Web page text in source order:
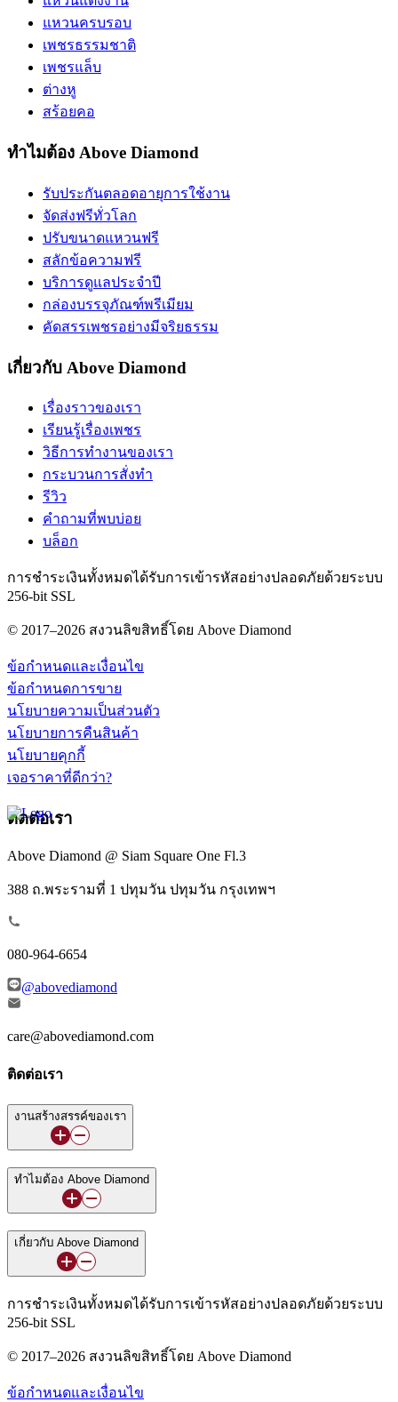
แหวนครบรอบ
เพชรธรรมชาติ
เพชรแล็บ
ต่างหู
สร้อยคอ
ทำไมต้อง Above Diamond
รับประกันตลอดอายุการใช้งาน
จัดส่งฟรีทั่วโลก
ปรับขนาดแหวนฟรี
สลักข้อความฟรี
บริการดูแลประจำปี
กล่องบรรจุภัณฑ์พรีเมียม
คัดสรรเพชรอย่างมีจริยธรรม
เกี่ยวกับ Above Diamond
เรื่องราวของเรา
เรียนรู้เรื่องเพชร
วิธีการทำงานของเรา
กระบวนการสั่งทำ
รีวิว
คำถามที่พบบ่อย
บล็อก
การชำระเงินทั้งหมดได้รับการเข้ารหัสอย่างปลอดภัยด้วยระบบ
256-bit SSL
© 2017–2026 สงวนลิขสิทธิ์โดย Above Diamond
ข้อกำหนดและเงื่อนไข
ข้อกำหนดการขาย
นโยบายความเป็นส่วนตัว
นโยบายการคืนสินค้า
นโยบายคุกกี้
เจอราคาที่ดีกว่า?
ติดต่อเรา
Above Diamond @ Siam Square One Fl.3
388 ถ.พระรามที่ 1 ปทุมวัน ปทุมวัน กรุงเทพฯ
080-964-6654
@abovediamond
care@abovediamond.com
ติดต่อเรา
งานสร้างสรรค์ของเรา
ทำไมต้อง Above Diamond
เกี่ยวกับ Above Diamond
การชำระเงินทั้งหมดได้รับการเข้ารหัสอย่างปลอดภัยด้วยระบบ
256-bit SSL
© 2017–2026 สงวนลิขสิทธิ์โดย Above Diamond
ข้อกำหนดและเงื่อนไข